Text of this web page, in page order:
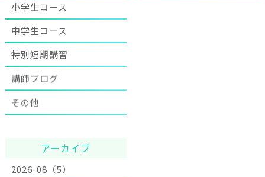
小学生コース
中学生コース
特別短期講習
講師ブログ
その他
アーカイブ
2026-08（5）